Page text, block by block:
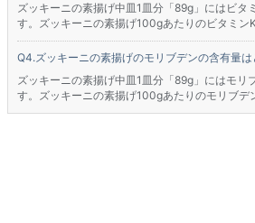
ズッキーニの素揚げ中皿1皿分「89g」にはビタ
す。ズッキーニの素揚げ100gあたりのビタミン
ズッキーニの素揚げのモリブデンの含有量は
ズッキーニの素揚げ中皿1皿分「89g」にはモリ
す。ズッキーニの素揚げ100gあたりのモリブデ